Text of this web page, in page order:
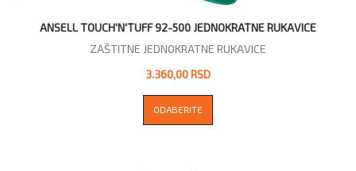
ANSELL TOUCH'N'TUFF 92-500 JEDNOKRATNE RUKAVICE
ZAŠTITNE JEDNOKRATNE RUKAVICE
3.360,00 RSD
ODABERITE